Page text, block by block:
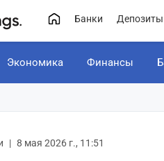
Банки Депозиты
Экономика Финансы
8 мая 2026 г., 11:51